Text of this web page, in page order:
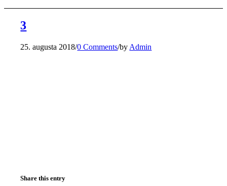
3
25. augusta 2018/0 Comments/by Admin
Share this entry